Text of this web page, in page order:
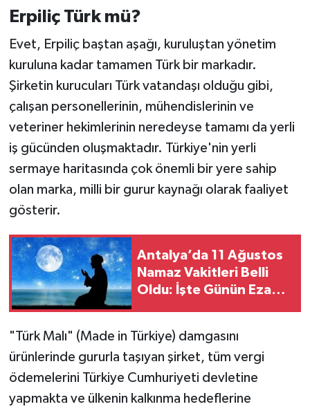
Erpiliç Türk mü?
Evet, Erpiliç baştan aşağı, kuruluştan yönetim
kuruluna kadar tamamen Türk bir markadır.
Şirketin kurucuları Türk vatandaşı olduğu gibi,
çalışan personellerinin, mühendislerinin ve
veteriner hekimlerinin neredeyse tamamı da yerli
iş gücünden oluşmaktadır. Türkiye'nin yerli
sermaye haritasında çok önemli bir yere sahip
olan marka, milli bir gurur kaynağı olarak faaliyet
gösterir.
Antalya’da 11 Ağustos
Namaz Vakitleri Belli
Oldu: İşte Günün Ezan
"Türk Malı" (Made in Türkiye) damgasını
ürünlerinde gururla taşıyan şirket, tüm vergi
ödemelerini Türkiye Cumhuriyeti devletine
yapmakta ve ülkenin kalkınma hedeflerine